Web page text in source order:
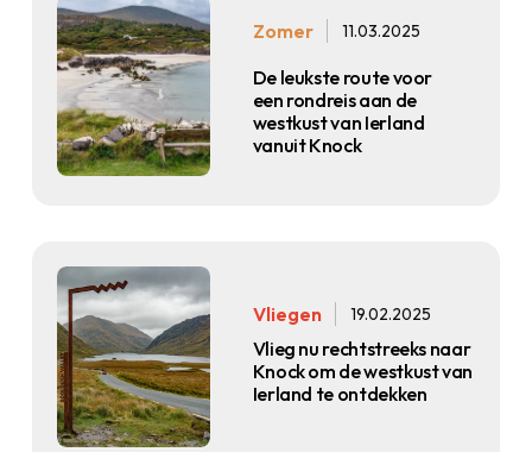
De leukste route voor
een rondreis aan de
westkust van Ierland
vanuit Knock
Zomer 11.03.2025
Vliegen 19.02.2025
Vlieg nu rechtstreeks naar
Knock om de westkust van
Ierland te ontdekken